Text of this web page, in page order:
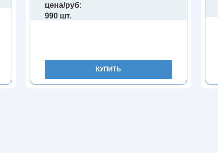
цена/руб:
990 шт.
КУПИТЬ